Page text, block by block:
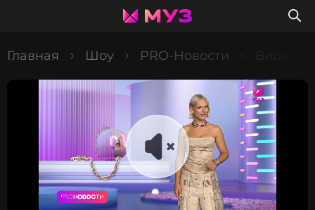
Главная Шоу PRO-Новости